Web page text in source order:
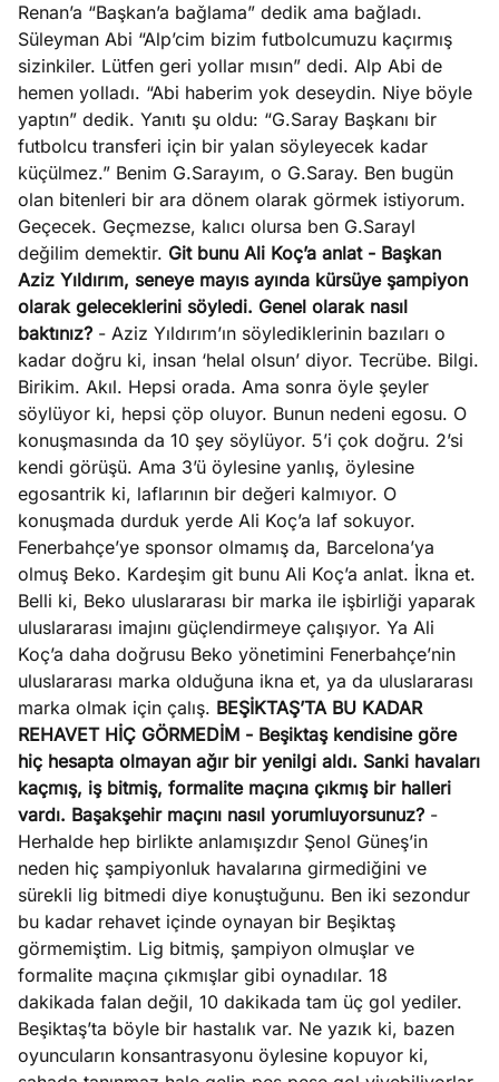
Renan’a “Başkan’a bağlama” dedik ama bağladı.
Süleyman Abi “Alp’cim bizim futbolcumuzu kaçırmış
sizinkiler. Lütfen geri yollar mısın” dedi. Alp Abi de
hemen yolladı. “Abi haberim yok deseydin. Niye böyle
yaptın” dedik. Yanıtı şu oldu: “G.Saray Başkanı bir
futbolcu transferi için bir yalan söyleyecek kadar
küçülmez.” Benim G.Sarayım, o G.Saray. Ben bugün
olan bitenleri bir ara dönem olarak görmek istiyorum.
Geçecek. Geçmezse, kalıcı olursa ben G.Sarayl
değilim demektir. Git bunu Ali Koç’a anlat - Başkan
Aziz Yıldırım, seneye mayıs ayında kürsüye şampiyon
olarak geleceklerini söyledi. Genel olarak nasıl
baktınız? - Aziz Yıldırım’ın söylediklerinin bazıları o
kadar doğru ki, insan ‘helal olsun’ diyor. Tecrübe. Bilgi.
Birikim. Akıl. Hepsi orada. Ama sonra öyle şeyler
söylüyor ki, hepsi çöp oluyor. Bunun nedeni egosu. O
konuşmasında da 10 şey söylüyor. 5’i çok doğru. 2’si
kendi görüşü. Ama 3’ü öylesine yanlış, öylesine
egosantrik ki, laflarının bir değeri kalmıyor. O
konuşmada durduk yerde Ali Koç’a laf sokuyor.
Fenerbahçe’ye sponsor olmamış da, Barcelona’ya
olmuş Beko. Kardeşim git bunu Ali Koç’a anlat. İkna et.
Belli ki, Beko uluslararası bir marka ile işbirliği yaparak
uluslararası imajını güçlendirmeye çalışıyor. Ya Ali
Koç’a daha doğrusu Beko yönetimini Fenerbahçe’nin
uluslararası marka olduğuna ikna et, ya da uluslararası
marka olmak için çalış. BEŞİKTAŞ’TA BU KADAR
REHAVET HİÇ GÖRMEDİM - Beşiktaş kendisine göre
hiç hesapta olmayan ağır bir yenilgi aldı. Sanki havaları
kaçmış, iş bitmiş, formalite maçına çıkmış bir halleri
vardı. Başakşehir maçını nasıl yorumluyorsunuz? -
Herhalde hep birlikte anlamışızdır Şenol Güneş’in
neden hiç şampiyonluk havalarına girmediğini ve
sürekli lig bitmedi diye konuştuğunu. Ben iki sezondur
bu kadar rehavet içinde oynayan bir Beşiktaş
görmemiştim. Lig bitmiş, şampiyon olmuşlar ve
formalite maçına çıkmışlar gibi oynadılar. 18
dakikada falan değil, 10 dakikada tam üç gol yediler.
Beşiktaş’ta böyle bir hastalık var. Ne yazık ki, bazen
oyuncuların konsantrasyonu öylesine kopuyor ki,